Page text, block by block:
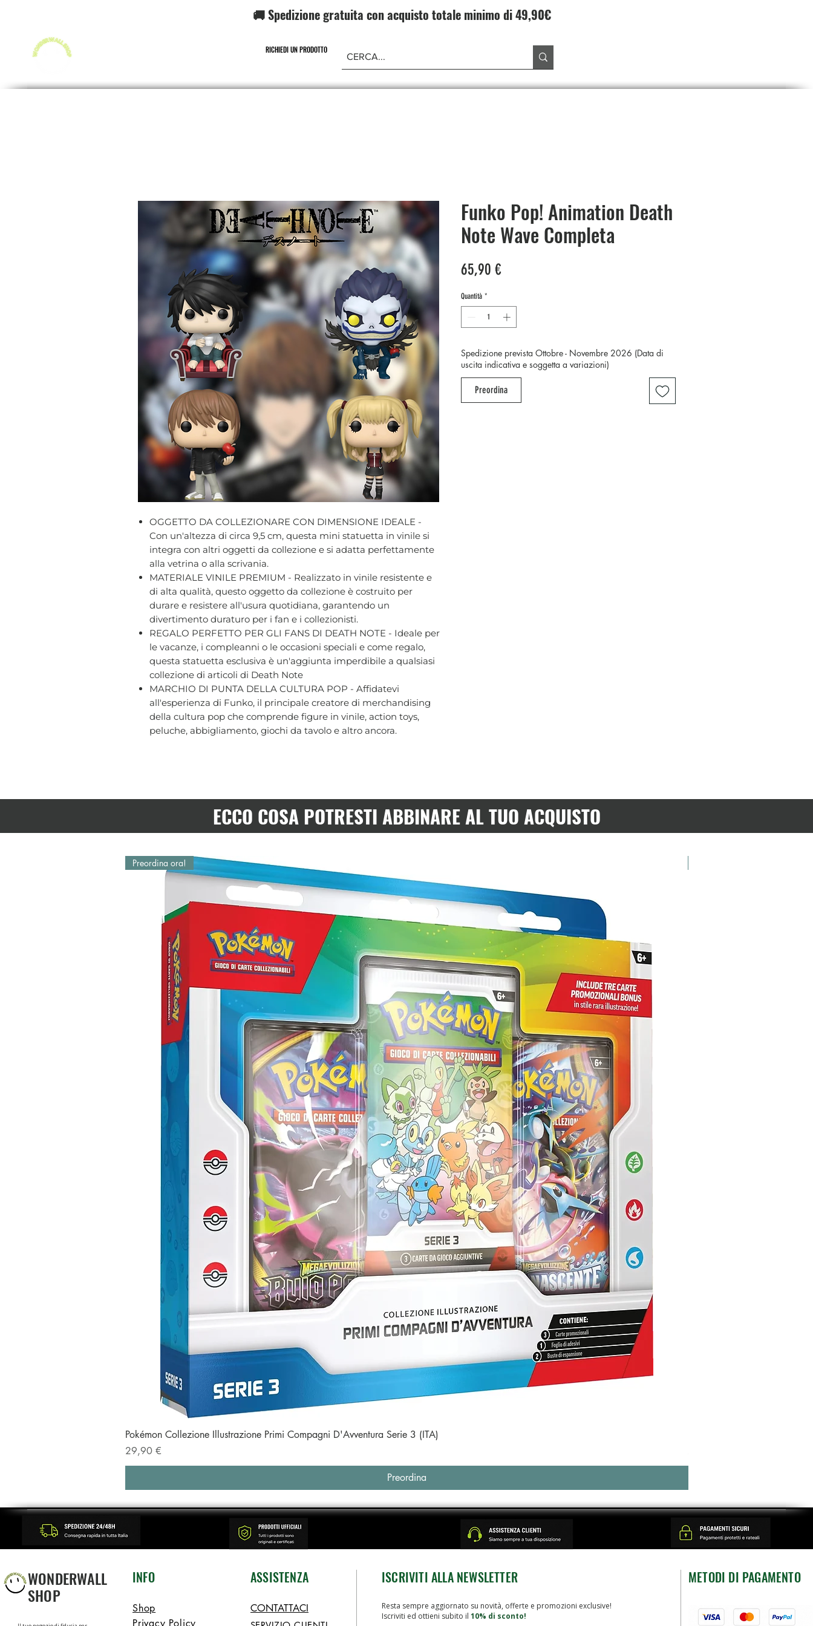
🚚 Spedizione gratuita con acquisto totale minimo di 49,90€
RICHIEDI UN PRODOTTO
OGGETTO DA COLLEZIONARE CON DIMENSIONE IDEALE -
Con un'altezza di circa 9,5 cm, questa mini statuetta in vinile si
integra con altri oggetti da collezione e si adatta perfettamente
alla vetrina o alla scrivania.
MATERIALE VINILE PREMIUM - Realizzato in vinile resistente e
di alta qualità, questo oggetto da collezione è costruito per
durare e resistere all'usura quotidiana, garantendo un
divertimento duraturo per i fan e i collezionisti.
REGALO PERFETTO PER GLI FANS DI DEATH NOTE - Ideale per
le vacanze, i compleanni o le occasioni speciali e come regalo,
questa statuetta esclusiva è un'aggiunta imperdibile a qualsiasi
collezione di articoli di Death Note
MARCHIO DI PUNTA DELLA CULTURA POP - Affidatevi
all'esperienza di Funko, il principale creatore di merchandising
della cultura pop che comprende figure in vinile, action toys,
peluche, abbigliamento, giochi da tavolo e altro ancora.
Funko Pop! Animation Death
Note Wave Completa
65,90 €Prezzo
Quantità *
Spedizione prevista Ottobre - Novembre 2026 (Data di
uscita indicativa e soggetta a variazioni)
Preordina
ECCO COSA POTRESTI ABBINARE AL TUO ACQUISTO
Vista rapida
Preordina ora!
Pokémon Collezione Illustrazione Primi Compagni D'Avventura Serie 3 (ITA)
Prezzo
29,90 €
Preordina
WONDERWALL
SHOP
INFO ASSISTENZA METODI DI PAGAMENTO
Shop
Privacy Policy
CONTATTACI
ISCRIVITI ALLA NEWSLETTER
Resta sempre aggiornato su novità, offerte e promozioni exclusive!
Iscriviti ed ottieni subito il 10% di sconto!